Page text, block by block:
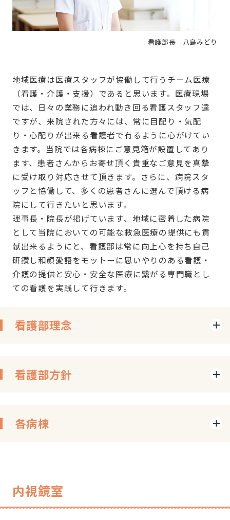
看護部長 八島みどり
地域医療は医療スタッフが協働して行うチーム医療
（看護・介護・支援）であると思います。医療現場
では、日々の業務に追われ動き回る看護スタッフ達
ですが、来院された方々には、常に目配り・気配
り・心配りが出来る看護者で有るように心がけてい
きます。当院では各病棟にご意見箱が設置してあり
ます、患者さんからお寄せ頂く貴重なご意見を真摯
に受け取り対応させて頂きます。さらに、病院スタ
ッフと協働して、多くの患者さんに選んで頂ける病
院にして行きたいと思います。
理事長・院長が掲げています、地域に密着した病院
として当院においての可能な救急医療の提供にも貢
献出来るようにと、看護部は常に向上心を持ち自己
研鑽し和顔愛語をモットーに思いやりのある看護・
介護の提供と安心・安全な医療に繋がる専門職とし
ての看護を実践して行きます。
看護部理念
看護部方針
各病棟
内視鏡室